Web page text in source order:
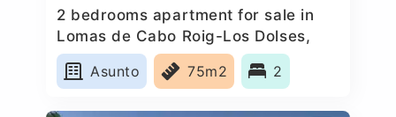
2 bedrooms apartment for sale in
Lomas de Cabo Roig-Los Dolses,
Spain
Asunto
75m2 2